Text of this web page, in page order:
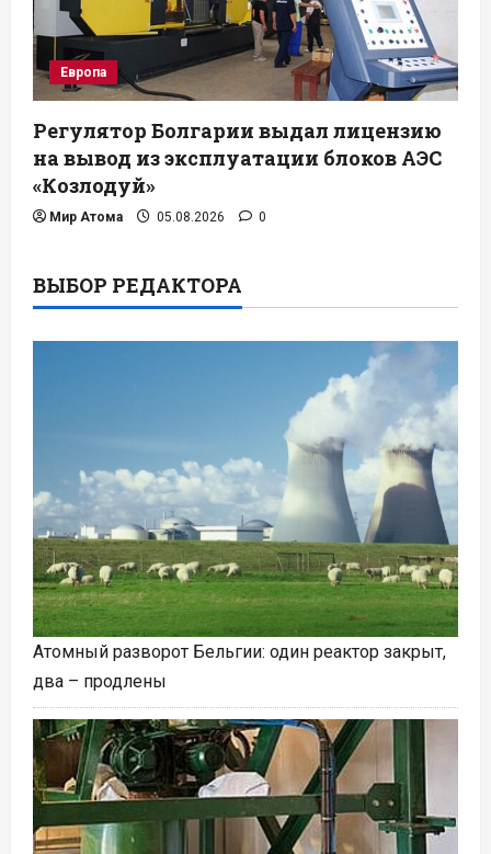
Европа
Регулятор Болгарии выдал лицензию
на вывод из эксплуатации блоков АЭС
«Козлодуй»
Мир Атома 05.08.2026 0
ВЫБОР РЕДАКТОРА
Атомный разворот Бельгии: один реактор закрыт,
два – продлены